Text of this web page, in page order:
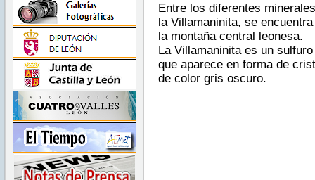
Entre los diferentes
la Villamaninita, se
la montaña central leonesa.
La Villamaninita es un
que aparece en forma de
de color gris oscuro.